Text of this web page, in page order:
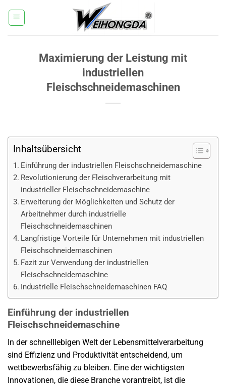
Inhalt
Maximierung der Leistung mit
industriellen
Fleischschneidemaschinen
Inhaltsübersicht
Einführung der industriellen Fleischschneidemaschine
Revolutionierung der Fleischverarbeitung mit
industrieller Fleischschneidemaschine
Erweiterung der Möglichkeiten und Schutz der
Arbeitnehmer durch industrielle
Fleischschneidemaschinen
Langfristige Vorteile für Unternehmen mit industriellen
Fleischschneidemaschinen
Fazit zur Verwendung der industriellen
Fleischschneidemaschine
Industrielle Fleischschneidemaschinen FAQ
Einführung der industriellen
Fleischschneidemaschine
In der schnelllebigen Welt der Lebensmittelverarbeitung
sind Effizienz und Produktivität entscheidend, um
wettbewerbsfähig zu bleiben. Eine der wichtigsten
Innovationen, die diese Branche vorantreibt, ist die